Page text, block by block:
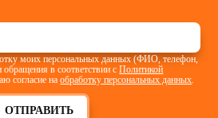
ОТПРАВИТЬ
моих персональных данных (ФИО, телефон,
обращения в соответствии сПолитикой
согласие наобработку персональных данных.